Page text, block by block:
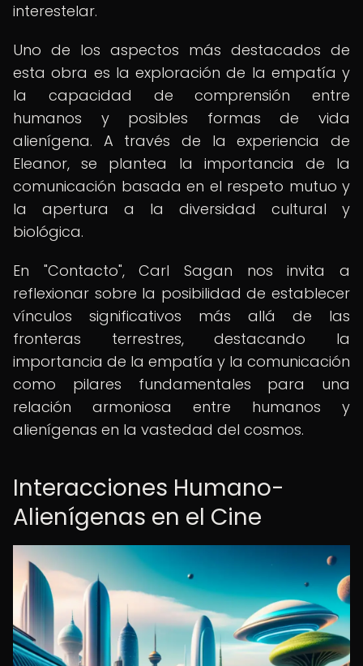
interestelar.
Uno de los aspectos más destacados de
esta obra es la exploración de la empatía y
la capacidad de comprensión entre
humanos y posibles formas de vida
alienígena. A través de la experiencia de
Eleanor, se plantea la importancia de la
comunicación basada en el respeto mutuo y
la apertura a la diversidad cultural y
biológica.
En "Contacto", Carl Sagan nos invita a
reflexionar sobre la posibilidad de establecer
vínculos significativos más allá de las
fronteras terrestres, destacando la
importancia de la empatía y la comunicación
como pilares fundamentales para una
relación armoniosa entre humanos y
alienígenas en la vastedad del cosmos.
Interacciones Humano-
Alienígenas en el Cine